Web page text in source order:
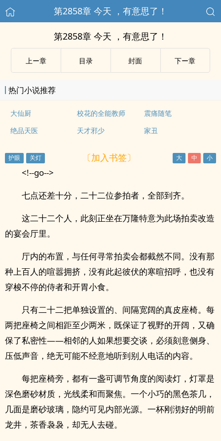
第2858章 今天 ，有意思了！
第2858章 今天 ，有意思了！
上ー章 目录 封面 下ー章
热门小说推荐
大仙厨 校花的全能教师
震痛随笔
绝品天医
天才邪少 家丑
〔加入书签〕
<!--go-->
七点还差十分，二十二位参拍者，全部到齐。
这二十二个人，此刻正坐在万隆特意为此场拍卖改造
的宴会厅里。
厅内的布置，与任何寻常拍卖会都截然不同。没有那
种上百人的喧嚣拥挤，没有此起彼伏的寒暄招呼，也没有
穿梭不停的侍者和开胃小食。
只有二十二把单独设置的、间隔宽阔的真皮座椅。每
两把座椅之间相距至少两米，既保证了视野的开阔，又确
保了私密性——相邻的人如果想要交谈，必须刻意侧身、
压低声音，绝无可能不经意地听到别人电话的内容。
每把座椅旁，都有一盏可调节角度的阅读灯，灯罩是
深色磨砂材质，光线柔和而聚焦。一个小巧的黑色茶几，
几面是磨砂玻璃，隐约可见内部光源。一杯刚沏好的明前
龙井，茶香袅袅，却无人去碰。